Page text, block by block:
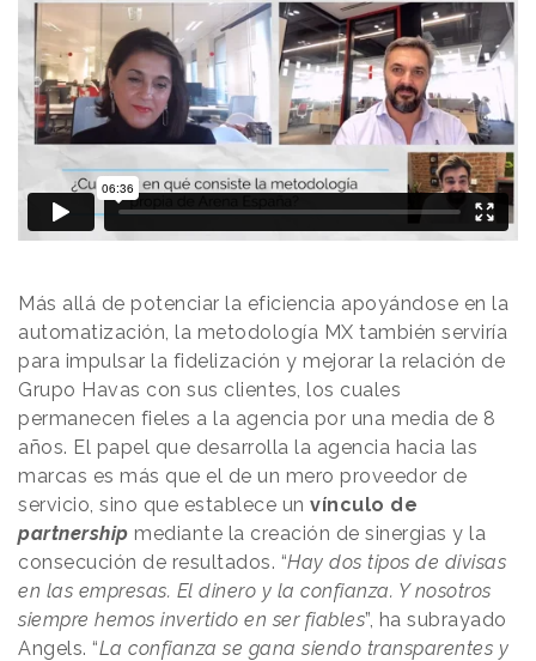
Más allá de potenciar la eficiencia apoyándose en la
automatización, la metodología MX también serviría
para impulsar la fidelización y mejorar la relación de
Grupo Havas con sus clientes, los cuales
permanecen fieles a la agencia por una media de 8
años. El papel que desarrolla la agencia hacia las
marcas es más que el de un mero proveedor de
servicio, sino que establece un vínculo de
partnership mediante la creación de sinergias y la
consecución de resultados. “Hay dos tipos de divisas
en las empresas. El dinero y la confianza. Y nosotros
siempre hemos invertido en ser fiables”, ha subrayado
Angels. “La confianza se gana siendo transparentes y